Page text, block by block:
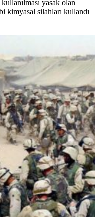
yasak olan
kimyasal silahları kullandı